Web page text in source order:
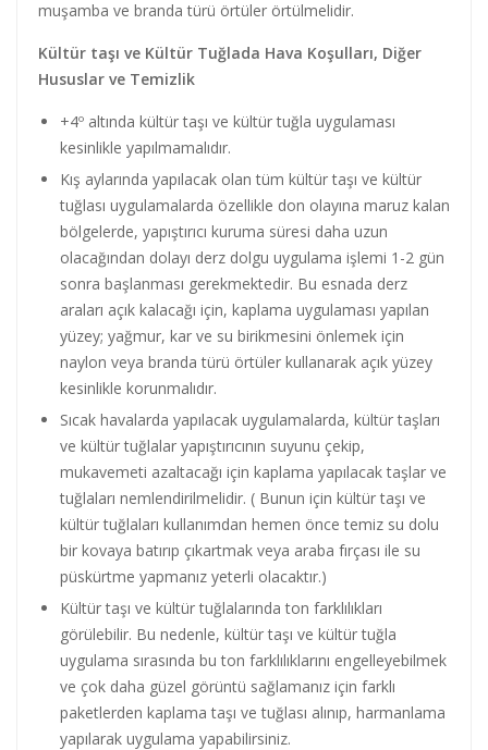
muşamba ve branda türü örtüler örtülmelidir.
Kültür taşı ve Kültür Tuğlada Hava Koşulları, Diğer
Hususlar ve Temizlik
+4º altında kültür taşı ve kültür tuğla uygulaması
kesinlikle yapılmamalıdır.
Kış aylarında yapılacak olan tüm kültür taşı ve kültür
tuğlası uygulamalarda özellikle don olayına maruz kalan
bölgelerde, yapıştırıcı kuruma süresi daha uzun
olacağından dolayı derz dolgu uygulama işlemi 1-2 gün
sonra başlanması gerekmektedir. Bu esnada derz
araları açık kalacağı için, kaplama uygulaması yapılan
yüzey; yağmur, kar ve su birikmesini önlemek için
naylon veya branda türü örtüler kullanarak açık yüzey
kesinlikle korunmalıdır.
Sıcak havalarda yapılacak uygulamalarda, kültür taşları
ve kültür tuğlalar yapıştırıcının suyunu çekip,
mukavemeti azaltacağı için kaplama yapılacak taşlar ve
tuğlaları nemlendirilmelidir. ( Bunun için kültür taşı ve
kültür tuğlaları kullanımdan hemen önce temiz su dolu
bir kovaya batırıp çıkartmak veya araba fırçası ile su
püskürtme yapmanız yeterli olacaktır.)
Kültür taşı ve kültür tuğlalarında ton farklılıkları
görülebilir. Bu nedenle, kültür taşı ve kültür tuğla
uygulama sırasında bu ton farklılıklarını engelleyebilmek
ve çok daha güzel görüntü sağlamanız için farklı
paketlerden kaplama taşı ve tuğlası alınıp, harmanlama
yapılarak uygulama yapabilirsiniz.